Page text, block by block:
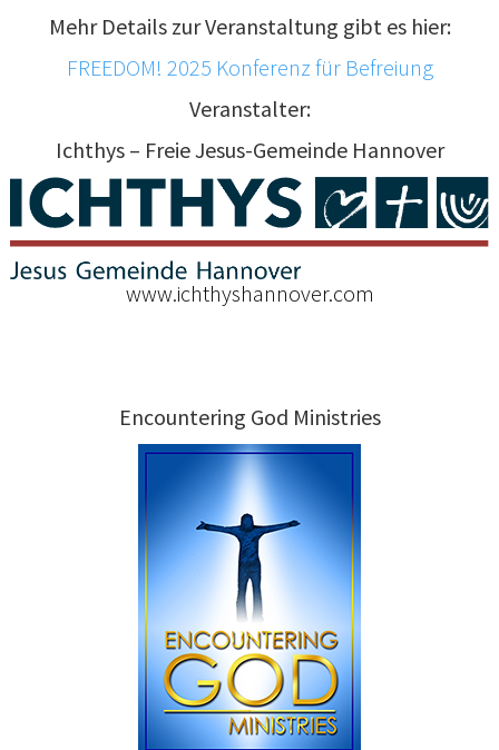
Mehr Details zur Veranstaltung gibt es hier:
FREEDOM! 2025 Konferenz für Befreiung
Veranstalter:
Ichthys – Freie Jesus-Gemeinde Hannover
www.ichthyshannover.com
Encountering God Ministries